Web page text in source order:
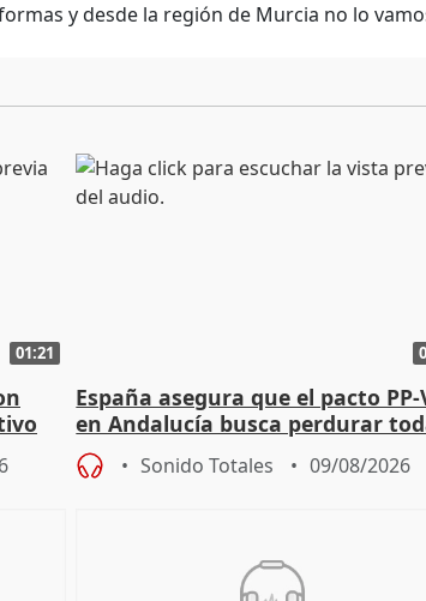
y desde la región de Murcia no lo
01:21
España asegura que el pacto PP-
en Andalucía busca perdurar
legislatura
Sonido Totales 09/08/2026